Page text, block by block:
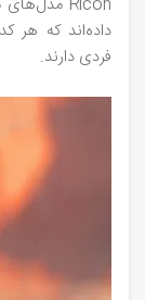
داده‌اند که هر
فردی دارند.